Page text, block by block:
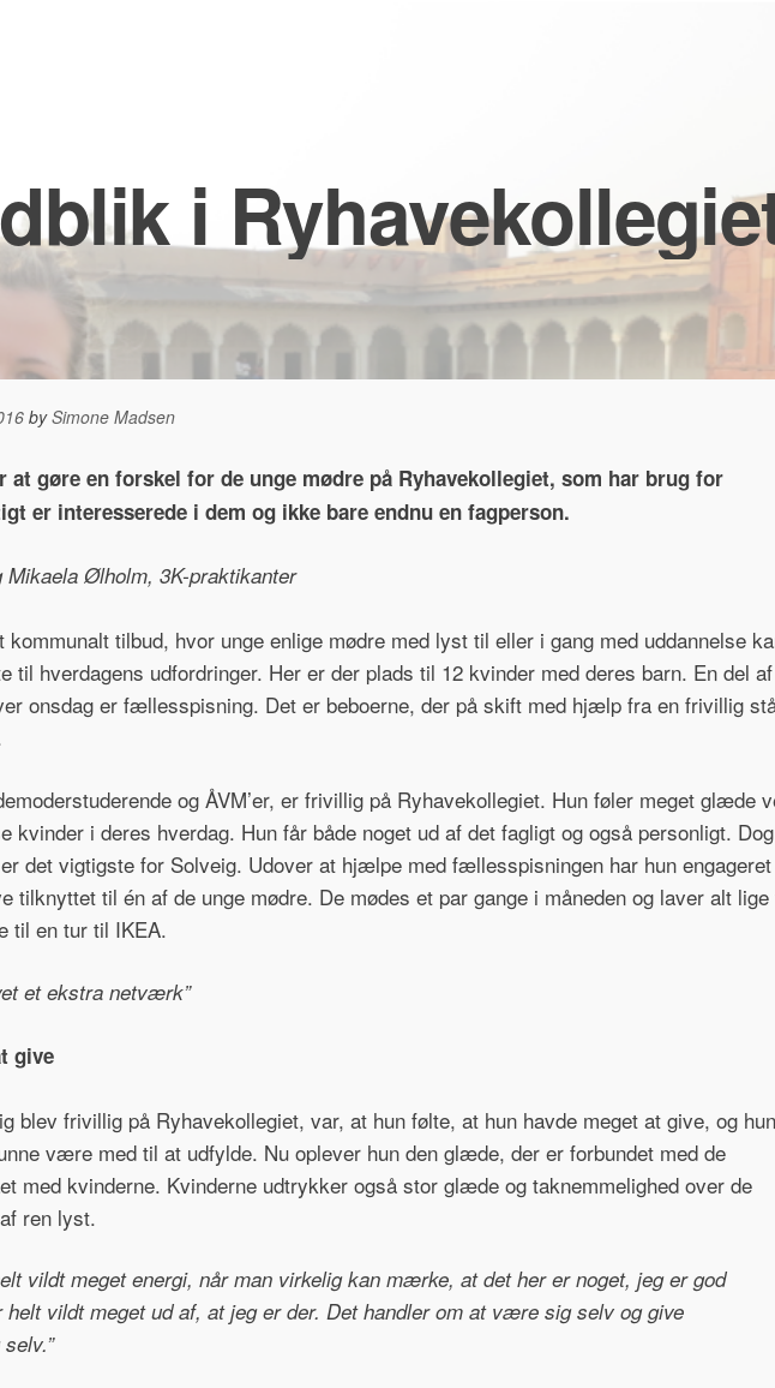
i
bySimone Madsen
gøre en forskel for de unge mødre på Ryhavekollegiet, som har brug for
er interesserede i dem og ikke bare endnu en fagperson.
Ølholm, 3K-praktikanter
kommunalt tilbud, hvor unge enlige mødre med lyst til eller i gang med uddannelse
til hverdagens udfordringer. Her er der plads til 12 kvinder med deres barn. En del af
onsdag er fællesspisning. Det er beboerne, der på skift med hjælp fra en frivillig
og ÅVM’er, er frivillig på Ryhavekollegiet. Hun føler meget glæde
kvinder i deres hverdag. Hun får både noget ud af det fagligt og også personligt.
det vigtigste for Solveig. Udover at hjælpe med fællesspisningen har hun
tilknyttet til én af de unge mødre. De mødes et par gange i måneden og laver alt
til en tur til IKEA.
et ekstra netværk”
give
blev frivillig på Ryhavekollegiet, var, at hun følte, at hun havde meget at give, og
være med til at udfylde. Nu oplever hun den glæde, der er forbundet med de
med kvinderne. Kvinderne udtrykker også stor glæde og taknemmelighed over de
ren lyst.
vildt meget energi, når man virkelig kan mærke, at det her er noget, jeg er god
helt vildt meget ud af, at jeg er der. Det handler om at være sig selv og give